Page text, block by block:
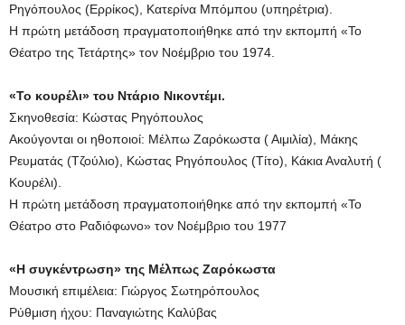
Ρηγόπουλος (Ερρίκος), Κατερίνα Μπόμπου (υπηρέτρια).
Η πρώτη μετάδοση πραγματοποιήθηκε από την εκπομπή «Το
Θέατρο της Τετάρτης» τον Νοέμβριο του 1974.
«Το κουρέλι» του Ντάριο Νικοντέμι.
Σκηνοθεσία: Κώστας Ρηγόπουλος
Ακούγονται οι ηθοποιοί: Μέλπω Ζαρόκωστα ( Αιμιλία), Μάκης
Ρευματάς (Τζούλιο), Κώστας Ρηγόπουλος (Τίτο), Κάκια Αναλυτή (
Κουρέλι).
Η πρώτη μετάδοση πραγματοποιήθηκε από την εκπομπή «Το
Θέατρο στο Ραδιόφωνο» τον Νοέμβριο του 1977
«Η συγκέντρωση» της Μέλπως Ζαρόκωστα
Μουσική επιμέλεια: Γιώργος Σωτηρόπουλος
Ρύθμιση ήχου: Παναγιώτης Καλύβας